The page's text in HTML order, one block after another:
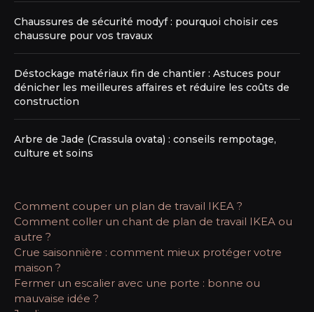
Chaussures de sécurité modyf : pourquoi choisir ces
chaussure pour vos travaux
Déstockage matériaux fin de chantier : Astuces pour
dénicher les meilleures affaires et réduire les coûts de
construction
Arbre de Jade (Crassula ovata) : conseils rempotage,
culture et soins
Comment couper un plan de travail IKEA ?
Comment coller un chant de plan de travail IKEA ou
autre ?
Crue saisonnière : comment mieux protéger votre
maison ?
Fermer un escalier avec une porte : bonne ou
mauvaise idée ?